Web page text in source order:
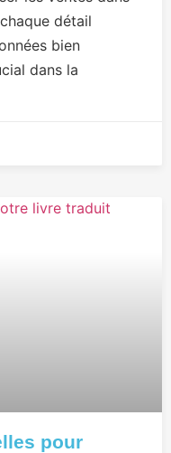
détail
bien
dans la
pour